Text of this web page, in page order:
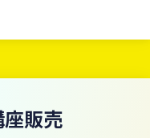
揃っています。
座販売